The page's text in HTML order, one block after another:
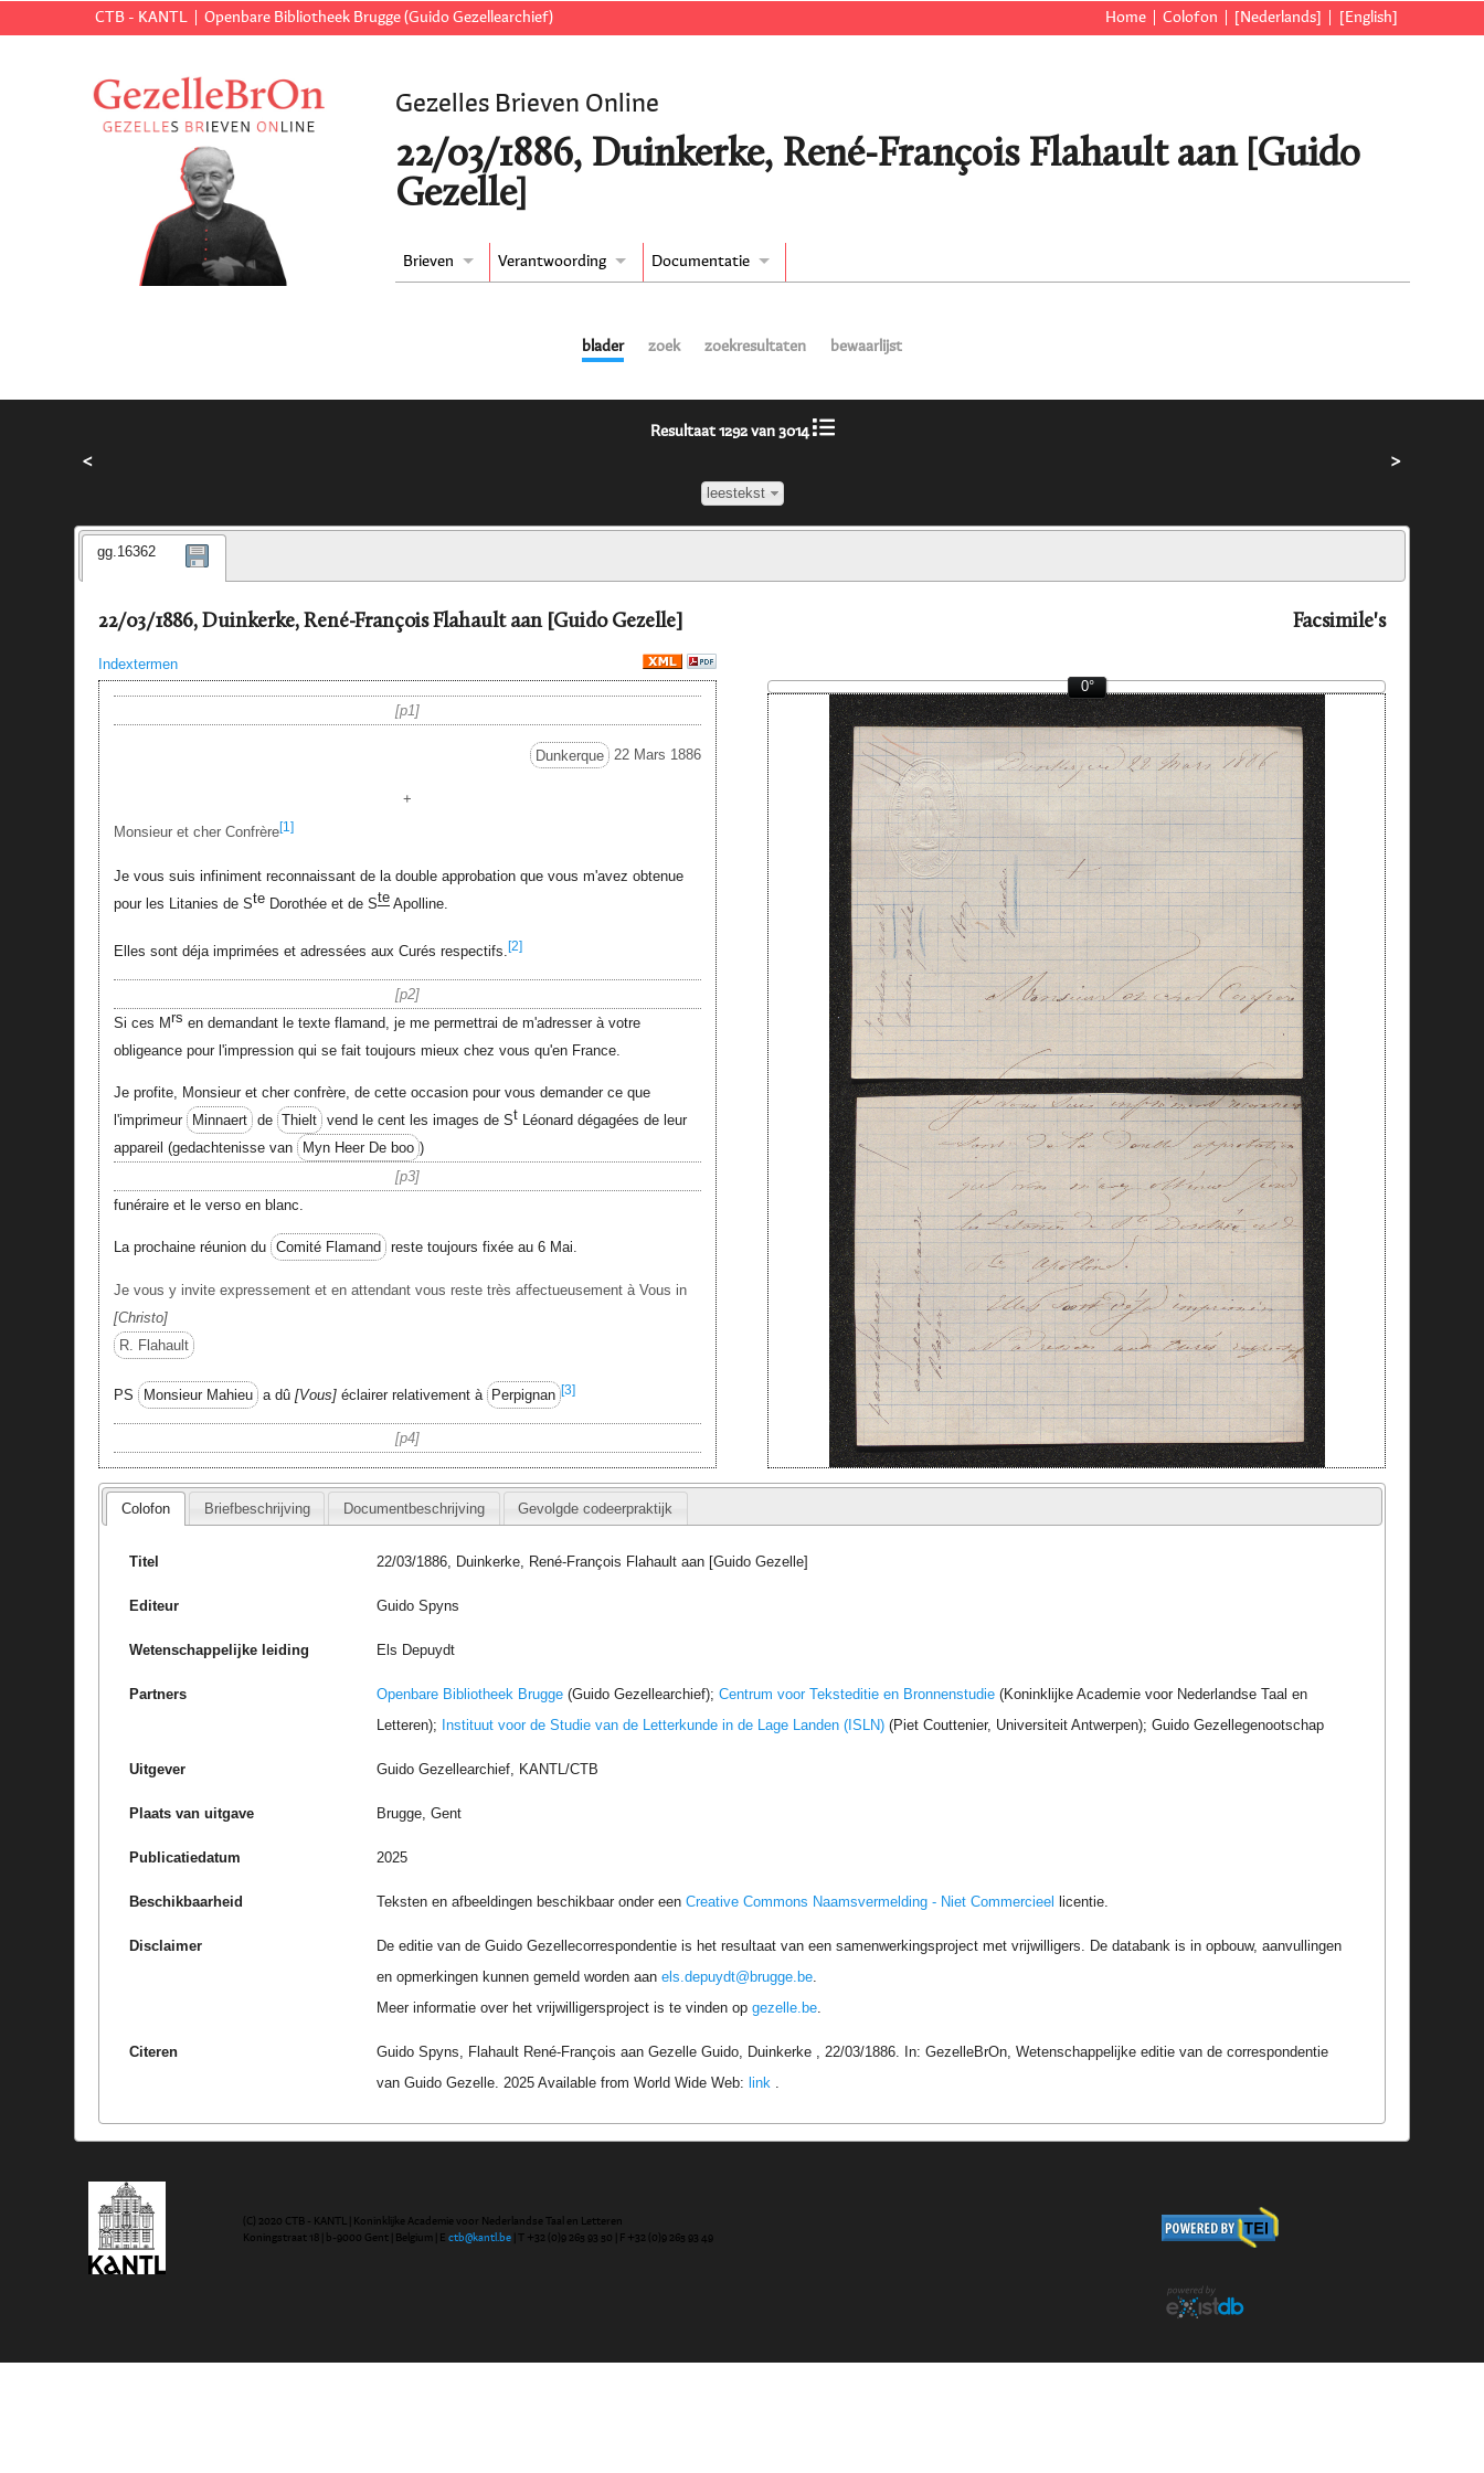
CTB - KANTL Openbare Bibliotheek Brugge (Guido Gezellearchief) Home Colofon [Nederlands] [English]
Gezelles Brieven Online
22/03/1886, Duinkerke, René-François Flahault aan [Guido
Gezelle]
Brieven Verantwoording Documentatie
blader zoek zoekresultaten bewaarlijst
<
Resultaat 1292 van 3014
leestekst
>
gg.16362
22/03/1886, Duinkerke, René-François Flahault aan [Guido Gezelle]
Indextermen
Facsimile's
p1
Dunkerque 22 Mars 1886
+
Monsieur et cher Confrère[1]
Je vous suis infiniment reconnaissant de la double approbation que vous m'avez obtenue
pour les Litanies de SteDorothée et de SteApolline.
Elles sont déja imprimées et adressées aux Curés respectifs.[2]
p2
Si ces Mrs en demandant le texte flamand, je me permettrai de m'adresser à votre
obligeance pour l'impression qui se fait toujours mieux chez vous qu'en France.
Je profite, Monsieur et cher confrère, de cette occasion pour vous demander ce que
l'imprimeur
Minnaert de Thielt vend le cent les images de St Léonard dégagées de leur
appareil (gedachtenisse van
Myn Heer De boo )
p3
funéraire et le verso en blanc.
La prochaine réunion du Comité Flamand reste toujours fixée au 6 Mai.
Je vous y invite expressement et en attendant vous reste très affectueusement à Vous in
Christo
R. Flahault
PS Monsieur Mahieu a dû Vous éclairer relativement à Perpignan [3]
p4
0°
Colofon Briefbeschrijving Documentbeschrijving Gevolgde codeerpraktijk
Titel 22/03/1886, Duinkerke, René-François Flahault aan [Guido Gezelle]
Editeur Guido Spyns
Wetenschappelijke leiding Els Depuydt
Partners Openbare Bibliotheek Brugge (Guido Gezellearchief);Centrum voor Teksteditie en Bronnenstudie (Koninklijke Academie voor Nederlandse Taal en
Letteren); Instituut voor de Studie van de Letterkunde in de Lage Landen (ISLN) (Piet Couttenier, Universiteit Antwerpen); Guido Gezellegenootschap
Uitgever Guido Gezellearchief, KANTL/CTB
Plaats van uitgave Brugge, Gent
Publicatiedatum 2025
Beschikbaarheid Teksten en afbeeldingen beschikbaar onder eenCreative Commons Naamsvermelding - Niet Commercieel licentie.
Disclaimer
De editie van de Guido Gezellecorrespondentie is het resultaat van een samenwerkingsproject met vrijwilligers. De databank is in opbouw, aanvullingen
en opmerkingen kunnen gemeld worden aanels.depuydt@brugge.be.
Meer informatie over het vrijwilligersproject is te vinden opgezelle.be.
Citeren
Guido Spyns, Flahault René-François aan Gezelle Guido, Duinkerke , 22/03/1886. In: GezelleBrOn, Wetenschappelijke editie van de correspondentie
van Guido Gezelle. 2025 Available from World Wide Web: link .
(C) 2020 CTB - KANTL | Koninklijke Academie voor Nederlandse Taal en Letteren
Koningstraat 18 | b-9000 Gent | Belgium | Ectb@kantl.be | T +32 (0)9 265 93 50 | F +32 (0)9 265 93 49